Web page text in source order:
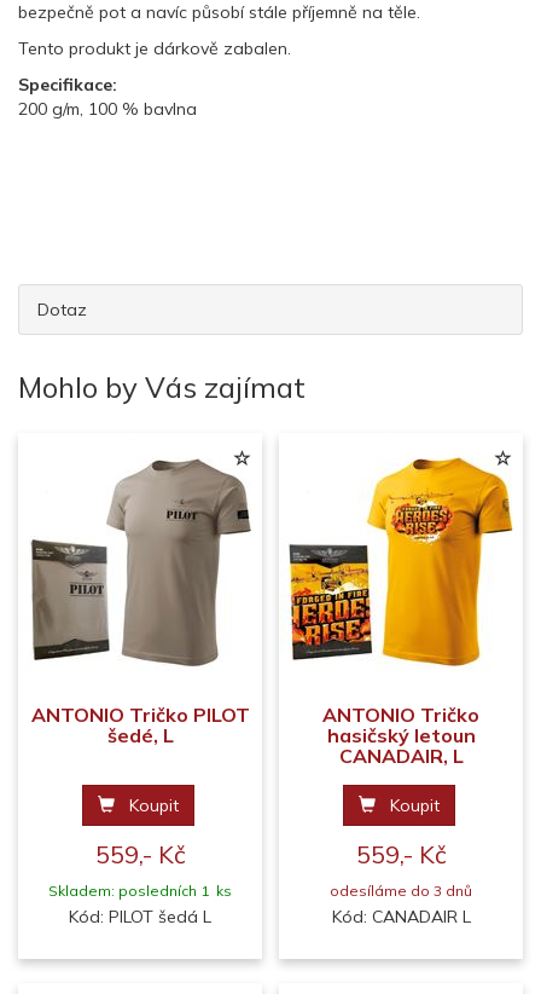
bezpečně pot a navíc působí stále příjemně na těle.
Tento produkt je dárkově zabalen.
Specifikace:
200 g/m, 100 % bavlna
Dotaz
Mohlo by Vás zajímat
ANTONIO Tričko PILOT
šedé, L
Koupit
559,- Kč
Skladem: posledních 1 ks
Kód: PILOT šedá L
ANTONIO Tričko
hasičský letoun
CANADAIR, L
Koupit
559,- Kč
odesíláme do 3 dnů
Kód: CANADAIR L